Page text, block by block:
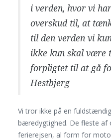
i verden, hvor vi
overskud til, at
til den verden vi
ikke kun skal være
forpligtet til at gå
Hestbjerg
Vi tror ikke på en
bæredygtighed. De fleste af
ferierejsen, al form for